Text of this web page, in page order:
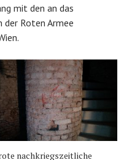
mit den an das
der Roten Armee
nachkriegszeitliche